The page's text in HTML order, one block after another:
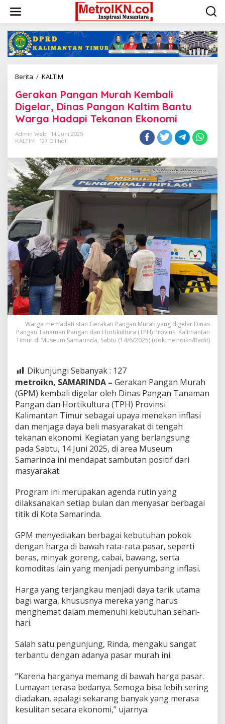
konten
Berita / KALTIM
Murah
Kembali
Digelar,
Dinas
Pangan
Kaltim
Warga
Hadapi
Tekanan
Ekonomi
Gerakan Pangan Murah Kembali
Digelar, Dinas Pangan Kaltim Bantu
Warga Hadapi Tekanan Ekonomi
Admin Web
14 Juni 2025
KALTIM
127 Dilihat
Warga memadati stan Gerakan Pangan Murah yang digelar Dinas
Pangan Tanaman Pangan dan Hortikultura (TPH) Provinsi Kalimantan
Timur di Museum Samarinda, Sabtu (14/6/2025).(dok.metroikn/Radit)
Dikunjungi Sebanyak : 127
metroikn, SAMARINDA – Gerakan Pangan Murah
(GPM) kembali digelar oleh Dinas Pangan Tanaman
Pangan dan Hortikultura (TPH) Provinsi
Kalimantan Timur sebagai upaya menekan inflasi
dan menjaga daya beli masyarakat di tengah
tekanan ekonomi. Kegiatan yang berlangsung
pada Sabtu, 14 Juni 2025, di area Museum
Samarinda ini mendapat sambutan positif dari
masyarakat.
Program ini merupakan agenda rutin yang
dilaksanakan setiap bulan dan menyasar berbagai
titik di Kota Samarinda.
GPM menyediakan berbagai kebutuhan pokok
dengan harga di bawah rata-rata pasar, seperti
beras, minyak goreng, cabai, bawang, serta
komoditas lain yang menjadi penyumbang inflasi.
Harga yang terjangkau menjadi daya tarik utama
bagi warga, khususnya mereka yang harus
menghemat dalam memenuhi kebutuhan sehari-
hari.
Salah satu pengunjung, Rinda, mengaku sangat
terbantu dengan adanya pasar murah ini.
“Karena harganya memang di bawah harga pasar.
Lumayan terasa bedanya. Semoga bisa lebih sering
diadakan, apalagi sekarang banyak yang merasa
kesulitan secara ekonomi,” ujarnya.